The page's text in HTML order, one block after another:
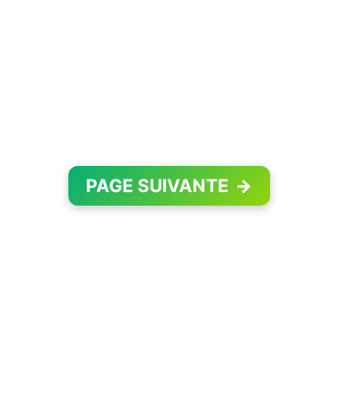
PAGE SUIVANTE →